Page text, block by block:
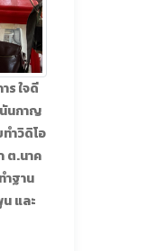
ร ใจดี
นกาญ
ำวิดิโอ
ต.นาค
ำฐาน
และ